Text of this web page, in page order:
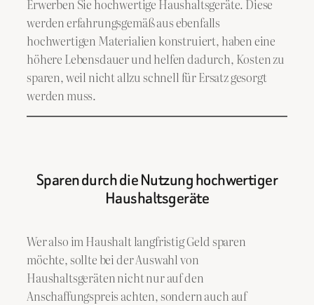
Erwerben Sie hochwertige Haushaltsgeräte. Diese
werden erfahrungsgemäß aus ebenfalls
hochwertigen Materialien konstruiert, haben eine
höhere Lebensdauer und helfen dadurch, Kosten zu
sparen, weil nicht allzu schnell für Ersatz gesorgt
werden muss.
Sparen durch die Nutzung hochwertiger
Haushaltsgeräte
Wer also im Haushalt langfristig Geld sparen
möchte, sollte bei der Auswahl von
Haushaltsgeräten nicht nur auf den
Anschaffungspreis achten, sondern auch auf